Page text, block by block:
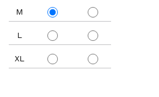
M
L
XL